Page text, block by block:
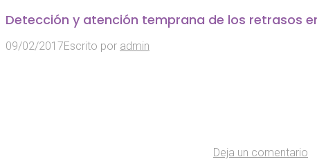
Detección y atención temprana de los retrasos
09/02/2017Escrito por admin
Deja un comentario